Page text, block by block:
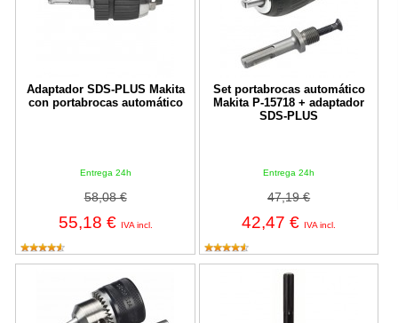
Adaptador SDS-PLUS Makita
con portabrocas automático
Entrega 24h
58,08 €
55,18 € IVA incl.
Set portabrocas automático
Makita P-15718 + adaptador
SDS-PLUS
Entrega 24h
47,19 €
42,47 € IVA incl.
Adaptador Portabrocas SDS-